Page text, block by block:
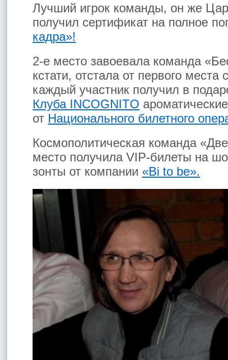
Лучший игрок команды, он же
получил сертификат на полное
кадра»!
2-е место завоевала команда
кстати, отстала от первого места
каждый участник получил в
Клуба INCOGNITO
от Национального билетного
Космополитическая команда
место получила VIP-билеты на
зонты от компании «Bi to be».